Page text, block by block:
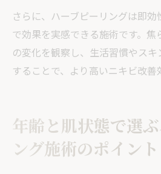
さらに、ハーブピーリングは即
で効果を実感できる施術です。
の変化を観察し、生活習慣やス
することで、より高いニキビ改善
年齢と肌状態で選
ング施術のポイント